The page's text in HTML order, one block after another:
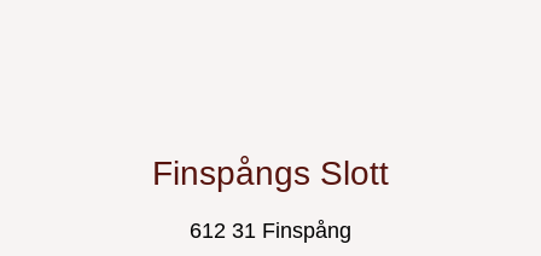
Finspångs Slott
612 31 Finspång